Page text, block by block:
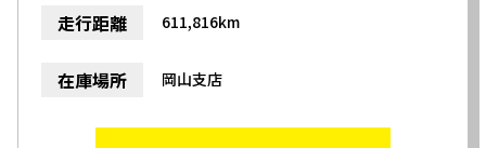
走行距離 611,816km
在庫場所 岡山支店